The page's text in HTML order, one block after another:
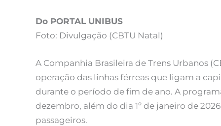
Do PORTAL UNIBUS
Foto: Divulgação (CBTU Natal)
A Companhia Brasileira de Trens Urbanos
operação das linhas férreas que ligam a
durante o período de fim de ano. A
dezembro, além do dia 1º de janeiro de
passageiros.